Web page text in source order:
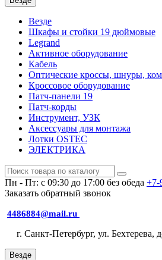
Везде
Шкафы и стойки 19 дюймовые
Legrand
Активное оборудование
Кабель
Оптические кроссы, шнуры,
Кроссовое оборудование
Патч-панели 19
Патч-корды
Инструмент, УЗК
Аксессуары для монтажа
Лотки OSTEC
ЭЛЕКТРИКА
Пн - Пт: с 09:30 до 17:00 без обеда +7-
Заказать обратный звонок
4486884@mail.ru
г. Санкт-Петербург, ул.
Везде